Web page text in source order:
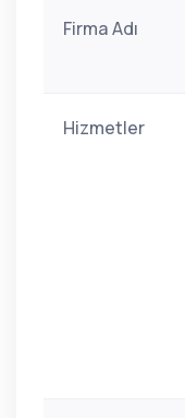
Firma Adı
Hizmetler